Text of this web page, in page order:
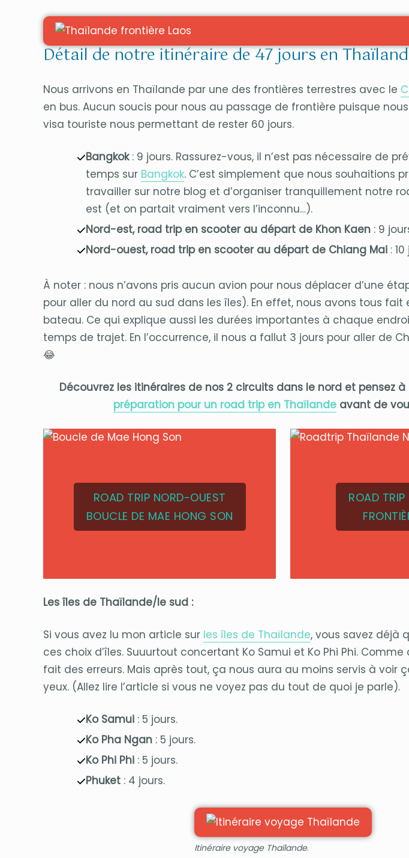
Détail de notre itinéraire de 47 jours en
Nous arrivons en Thaïlande par une des frontières terrestres avec le
en bus. Aucun soucis pour nous au passage de frontière puisque
visa touriste nous permettant de rester 60 jours.
Bangkok: 9 jours. Rassurez-vous, il n’est pas nécessaire de
temps sur Bangkok. C’est simplement que nous souhaitions
travailler sur notre blog et d’organiser tranquillement notre
est (et on partait vraiment vers l’inconnu…).
Nord-est, road trip en scooter au départ de Khon Kaen: 9
Nord-ouest, road trip en scooter au départ de Chiang Mai: 10
À noter : nous n’avons pris aucun avion pour nous déplacer d’une
pour aller du nord au sud dans les îles). En effet, nous avons tous fait
bateau. Ce qui explique aussi les durées importantes à chaque
temps de trajet. En l’occurrence, il nous a fallut 3 jours pour aller de
😂
Découvrez les itinéraires de nos 2 circuits dans le nord et pensez à
préparation pour un road trip en Thaïlande avant de
ROAD TRIP NORD-OUEST
BOUCLE DE MAE HONG SON
ROAD
Les îles de Thaïlande/le sud :
Si vous avez lu mon article sur les îles de Thaïlande, vous savez déjà
ces choix d’îles. Suuurtout concertant Ko Samui et Ko Phi Phi.
fait des erreurs. Mais après tout, ça nous aura au moins servis à voir
yeux. (Allez lire l’article si vous ne voyez pas du tout de quoi je parle).
Ko Samui: 5 jours.
Ko Pha Ngan: 5 jours.
Ko Phi Phi: 5 jours.
Phuket: 4 jours.
Itinéraire voyage Thaïlande.